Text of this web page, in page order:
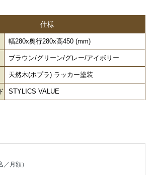
仕様
幅280x奥行280x高450 (mm)
ブラウン/グリーン/グレー/アイボリー
天然木(ポプラ) ラッカー塗装
STYLICS VALUE
／月額）